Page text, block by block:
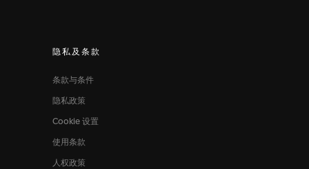
隐私及条款
条款与条件
隐私政策
Cookie 设置
使用条款
人权政策